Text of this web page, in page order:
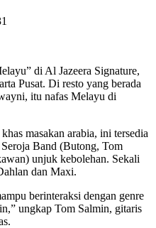
di Al Jazeera Signature,
Pusat. Di resto yang berada
itu nafas Melayu di
masakan arabia, ini tersedia
Band (Butong, Tom
unjuk kebolehan. Sekali
dan Maxi.
berinteraksi dengan genre
ungkap Tom Salmin, gitaris